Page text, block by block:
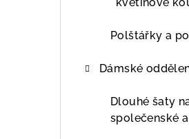
Polštářky a
Dámské
Dlouhé šaty
společenské